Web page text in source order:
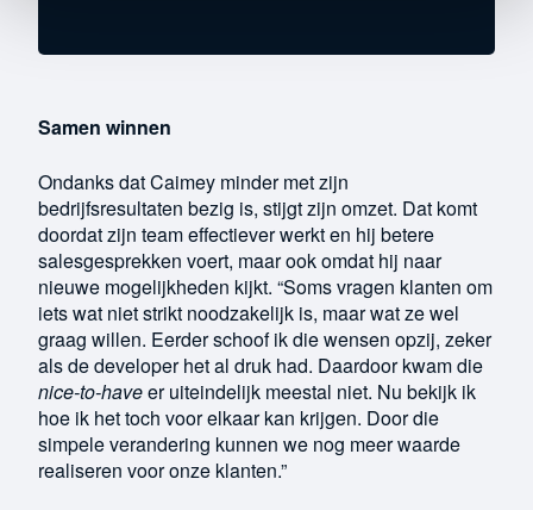
Samen winnen
Ondanks dat Caimey minder met zijn
bedrijfsresultaten bezig is, stijgt zijn omzet. Dat komt
doordat zijn team effectiever werkt en hij betere
salesgesprekken voert, maar ook omdat hij naar
nieuwe mogelijkheden kijkt. “Soms vragen klanten om
iets wat niet strikt noodzakelijk is, maar wat ze wel
graag willen. Eerder schoof ik die wensen opzij, zeker
als de developer het al druk had. Daardoor kwam die
nice-to-haveer uiteindelijk meestal niet. Nu bekijk ik
hoe ik het toch voor elkaar kan krijgen. Door die
simpele verandering kunnen we nog meer waarde
realiseren voor onze klanten.”